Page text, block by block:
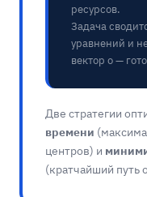
ресурсов.
Задача
уравнений и
вектор o —
Две стратегии
времени
центров) и
(кратчайший путь